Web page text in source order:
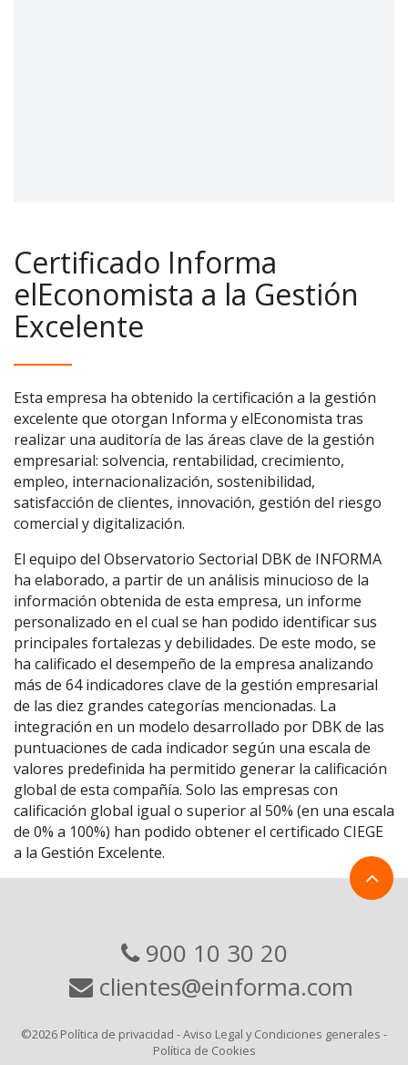
Certificado Informa
elEconomista a la Gestión
Excelente
Esta empresa ha obtenido la certificación a la gestión
excelente que otorgan Informa y elEconomista tras
realizar una auditoría de las áreas clave de la gestión
empresarial: solvencia, rentabilidad, crecimiento,
empleo, internacionalización, sostenibilidad,
satisfacción de clientes, innovación, gestión del riesgo
comercial y digitalización.
El equipo del Observatorio Sectorial DBK de INFORMA
ha elaborado, a partir de un análisis minucioso de la
información obtenida de esta empresa, un informe
personalizado en el cual se han podido identificar sus
principales fortalezas y debilidades. De este modo, se
ha calificado el desempeño de la empresa analizando
más de 64 indicadores clave de la gestión empresarial
de las diez grandes categorías mencionadas. La
integración en un modelo desarrollado por DBK de las
puntuaciones de cada indicador según una escala de
valores predefinida ha permitido generar la calificación
global de esta compañía. Solo las empresas con
calificación global igual o superior al 50% (en una escala
de 0% a 100%) han podido obtener el certificado CIEGE
a la Gestión Excelente.
900 10 30 20
clientes@einforma.com
©2026 Política de privacidad -Aviso Legal y Condiciones generales -
Política de Cookies